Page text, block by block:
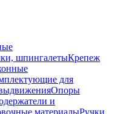
шпингалетыКрепеж
для
Опоры
и
материалыРучки